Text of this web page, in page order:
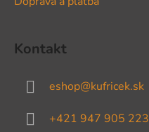
Kontakt
eshop@kufricek.sk
+421 947 905 223